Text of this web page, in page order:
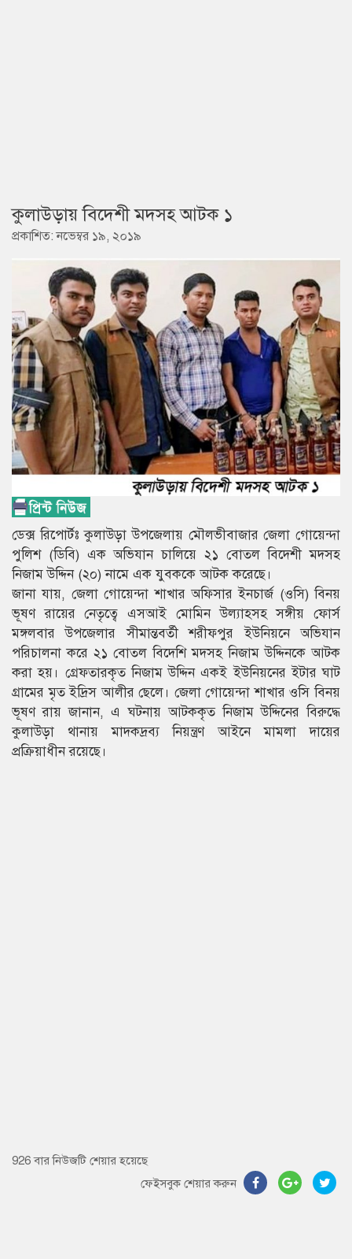
কুলাউড়ায় বিদেশী মদসহ আটক ১
প্রকাশিত: নভেম্বর ১৯, ২০১৯
ডেক্স রিপোর্টঃ কুলাউড়া উপজেলায় মৌলভীবাজার জেলা গোয়েন্দা
পুলিশ (ডিবি) এক অভিযান চালিয়ে ২১ বোতল বিদেশী মদসহ
নিজাম উদ্দিন (২০) নামে এক যুবককে আটক করেছে।
জানা যায়, জেলা গোয়েন্দা শাখার অফিসার ইনচার্জ (ওসি) বিনয়
ভূষণ রায়ের নেতৃত্বে এসআই মোমিন উল্যাহসহ সঙ্গীয় ফোর্স
মঙ্গলবার উপজেলার সীমান্তবর্তী শরীফপুর ইউনিয়নে অভিযান
পরিচালনা করে ২১ বোতল বিদেশি মদসহ নিজাম উদ্দিনকে আটক
করা হয়। গ্রেফতারকৃত নিজাম উদ্দিন একই ইউনিয়নের ইটার ঘাট
গ্রামের মৃত ইদ্রিস আলীর ছেলে। জেলা গোয়েন্দা শাখার ওসি বিনয়
ভূষণ রায় জানান, এ ঘটনায় আটককৃত নিজাম উদ্দিনের বিরুদ্ধে
কুলাউড়া থানায় মাদকদ্রব্য নিয়ন্ত্রণ আইনে মামলা দায়ের
প্রক্রিয়াধীন রয়েছে।
926 বার নিউজটি শেয়ার হয়েছে
ফেইসবুক শেয়ার করুন